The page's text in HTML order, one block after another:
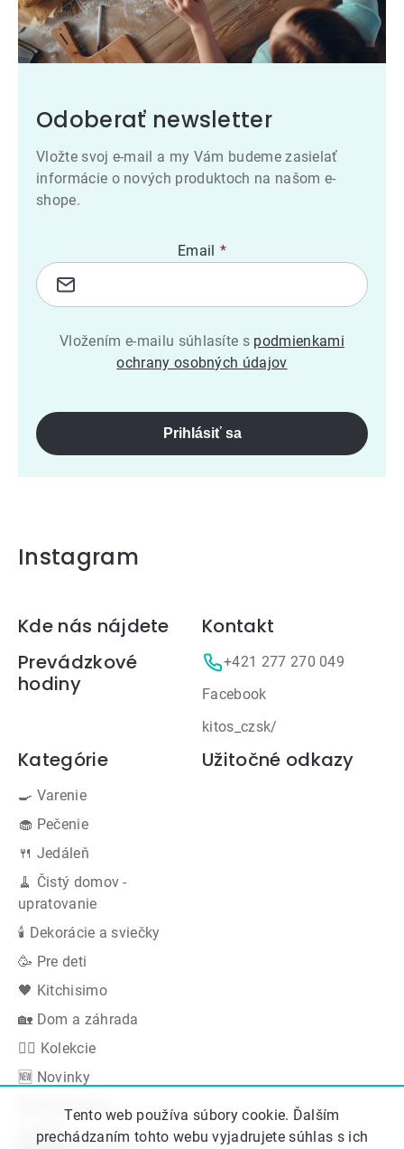
Tento web používa súbory cookie. Ďalším
prechádzaním tohto webu vyjadrujete súhlas s ich
Odoberať newsletter
Vložte svoj e-mail a my Vám budeme zasielať
informácie o nových produktoch na našom e-
shope.
Email
Vložením e-mailu súhlasíte s podmienkami
ochrany osobných údajov
Prihlásiť sa
Instagram
Zápätie
Kde nás nájdete
Prevádzkové
hodiny
Kontakt
+421 277 270 049
Facebook
kitos_czsk/
Kategórie
🍳 Varenie
🧁 Pečenie
🍴 Jedáleň
🧹 Čistý domov -
upratovanie
🕯 Dekorácie a sviečky
🥳 Pre deti
🖤 Kitchisimo
🏡 Dom a záhrada
👍🏻 Kolekcie
🆕 Novinky
Akčná ponuka
Značky
Užitočné odkazy